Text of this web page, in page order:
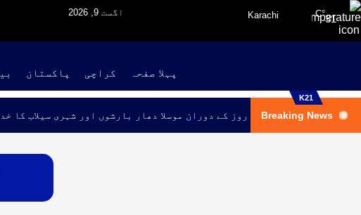
31
°C
Karachi اگست 9, 2026
پہلا صفحہ کراچی پاکستان
K21
Breaking News
کراچی میں اگلے تین روز کے دوران موسلا دھار بارشوں اور شہری سیلاب کا